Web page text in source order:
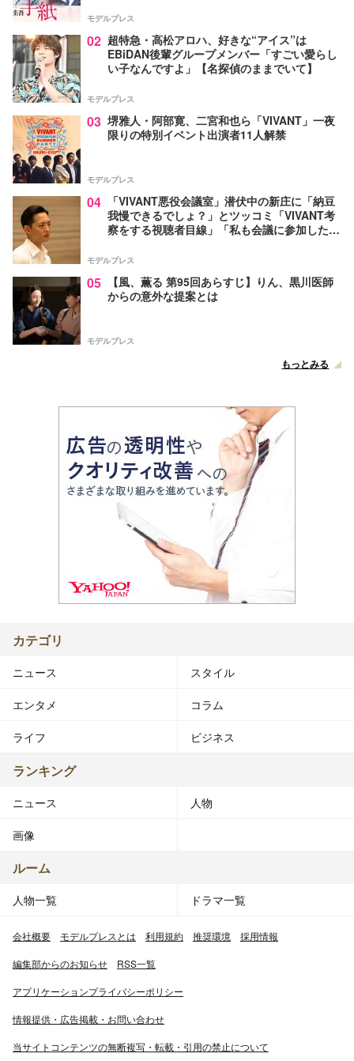
モデルプレス
02 超特急・高松アロハ、好きな“アイス”は
EBiDAN後輩グループメンバー「すごい愛らし
い子なんですよ」【名探偵のままでいて】
モデルプレス
03 堺雅人・阿部寛、二宮和也ら「VIVANT」一夜
限りの特別イベント出演者11人解禁
モデルプレス
04
「VIVANT悪役会議室」潜伏中の新庄に「納豆
我慢できるでしょ？」とツッコミ「VIVANT考
察をする視聴者目線」「私も会議に参加した
モデルプレス
05
【風、薫る 第95回あらすじ】りん、黒川医師
からの意外な提案とは
モデルプレス
もっとみる
カテゴリ
ニュース スタイル
エンタメ コラム
ライフ ビジネス
ランキング
ニュース 人物
画像
ルーム
人物一覧 ドラマ一覧
会社概要 モデルプレスとは 利用規約 推奨環境 採用情報
編集部からのお知らせ RSS一覧
アプリケーションプライバシーポリシー
情報提供・広告掲載・お問い合わせ
当サイトコンテンツの無断複写・転載・引用の禁止について